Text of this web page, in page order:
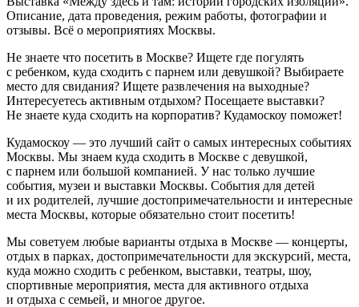
Описание, дата проведения, режим работы, фотографии и
отзывы. Всё о мероприятиях Москвы.
Не знаете что посетить в Москве? Ищете где погулять
с ребенком, куда сходить с парнем или девушкой? Выбираете
место для свидания? Ищете развлечения на выходные?
Интересуетесь активным отдыхом? Посещаете выставки?
Не знаете куда сходить на корпоратив? Кудамоскоу поможет!
Кудамоскоу — это лучший сайт о самых интересных событиях
Москвы. Мы знаем куда сходить в Москве с девушкой,
с парнем или большой компанией. У нас только лучшие
события, музеи и выставки Москвы. События для детей
и их родителей, лучшие достопримечательности и интересные
места Москвы, которые обязательно стоит посетить!
Мы советуем любые варианты отдыха в Москве — концерты,
отдых в парках, достопримечательности для экскурсий, места,
куда можно сходить с ребенком, выставки, театры, шоу,
спортивные мероприятия, места для активного отдыха
и отдыха с семьей, и многое другое.